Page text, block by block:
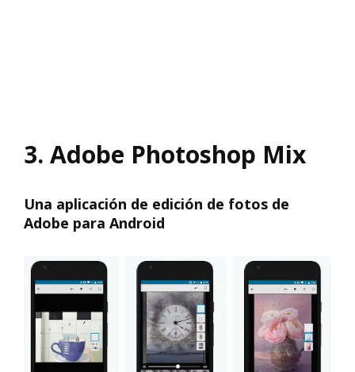
3. Adobe Photoshop Mix
Una aplicación de edición de fotos de
Adobe para Android